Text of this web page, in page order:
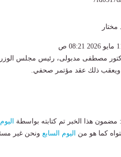
مصطفى مدبولى، رئيس مجلس
ويعقب ذلك عقد مؤتمر صحفي.
هذا الخبر تم كتابته بواسطة
كما هو من
اليوم السابع ونحن غير